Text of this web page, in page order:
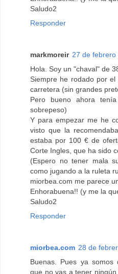
Saludo2
Responder
markmoreir 27 de febrero
Hola. Soy un "chaval" de
Siempre he rodado por
carretera (sin grandes
Pero bueno ahora
sobrepeso)
Y para empezar me he
visto que la
estaba por 100 € de
Corte Ingles, que ha sido
(Espero no tener mala
como jugando a la ruleta
miorbea.com me parece
Enhorabuena!! (y me la
Saludo2
Responder
miorbea.com 28 de
Buenas. Pues ya somos
que no vas a tener